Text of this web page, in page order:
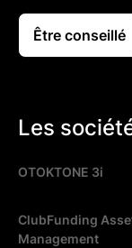
Être conseillé
Les
OTOKTONE 3i
ClubFunding
Management